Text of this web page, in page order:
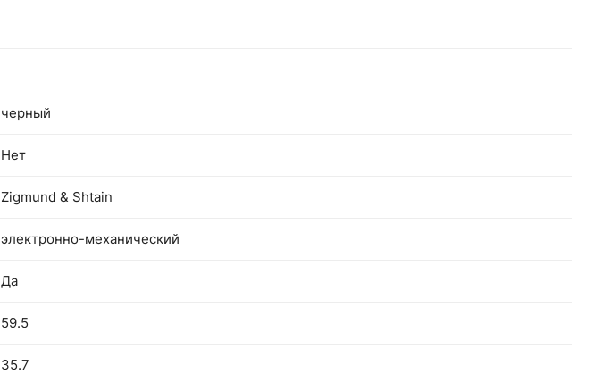
черный
Нет
Zigmund & Shtain
электронно-механический
Да
59.5
35.7